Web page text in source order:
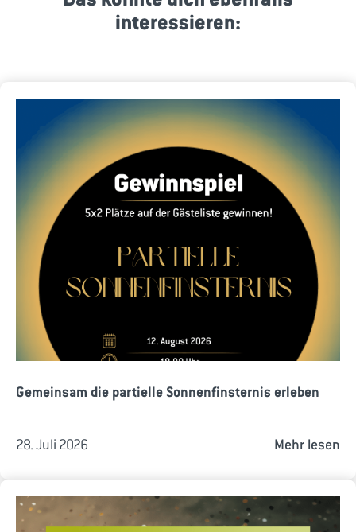
interessieren:
Gemeinsam die partielle Sonnenfinsternis erleben
28. Juli 2026 Mehr lesen